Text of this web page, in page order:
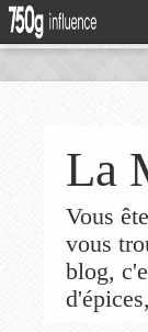
La
Vous
vous
blog,